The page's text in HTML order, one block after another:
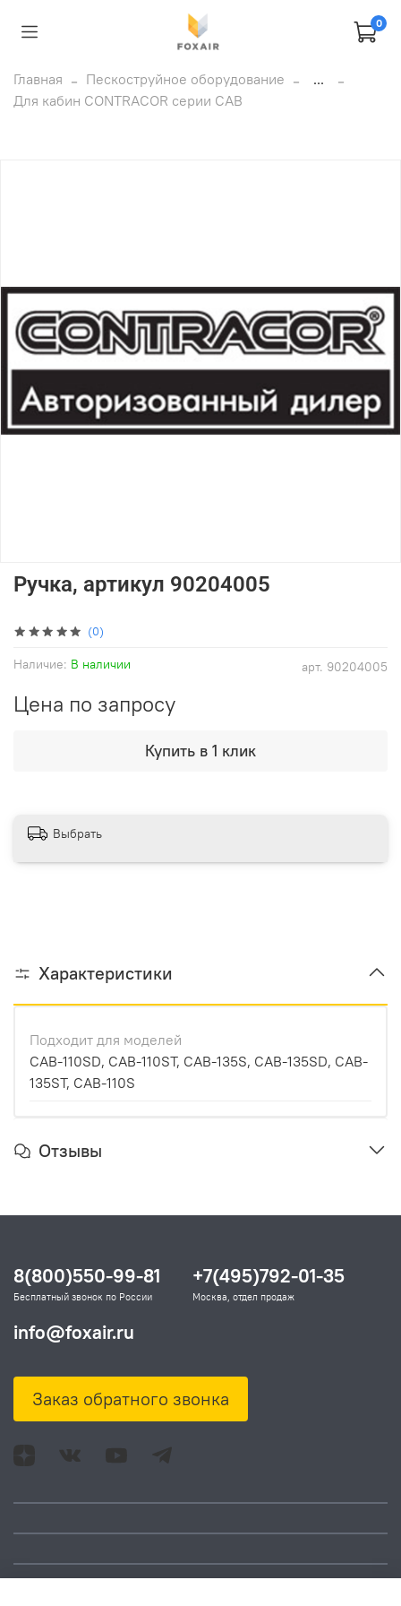
0
Главная Пескоструйное оборудование
...
Для кабин CONTRACOR серии CAB
(0)
арт. 90204005
Наличие: В наличии
Ручка, артикул 90204005
Цена по запросу
Купить в 1 клик
Выбрать
Характеристики
Подходит для моделей
CAB-110SD, CAB-110ST, CAB-135S, CAB-135SD, CAB-
135ST, CAB-110S
Отзывы
Адрес: Москва, ул.
8(800)550-99-81
Бесплатный звонок по России
+7(495)792-01-35
Москва, отдел продаж
info@foxair.ru
Заказ обратного звонка